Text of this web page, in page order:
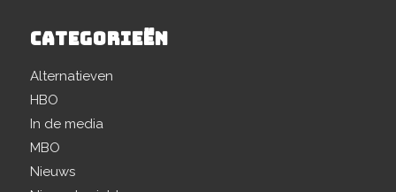
CATEGORIEËN
Alternatieven
HBO
In de media
MBO
Nieuws